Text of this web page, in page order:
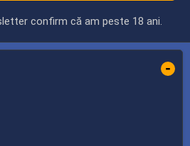
confirm că am peste 18 ani.
-